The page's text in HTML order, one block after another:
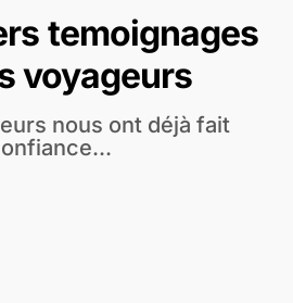
temoignages
voyageurs
nous ont déjà fait